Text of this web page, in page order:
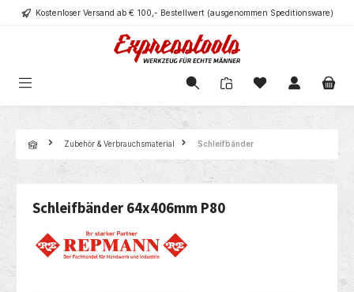
springenKostenloser Versand ab € 100,- Bestellwert (ausgenommen Speditionsware)
Zubehör & Verbrauchsmaterial Schleifbänder
Schleifbänder 64x406mm P80